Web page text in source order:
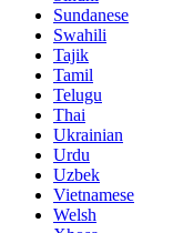
Sundanese
Swahili
Tajik
Tamil
Telugu
Thai
Ukrainian
Urdu
Uzbek
Vietnamese
Welsh